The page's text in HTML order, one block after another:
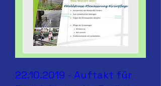
22.10.2019 - Auftakt für